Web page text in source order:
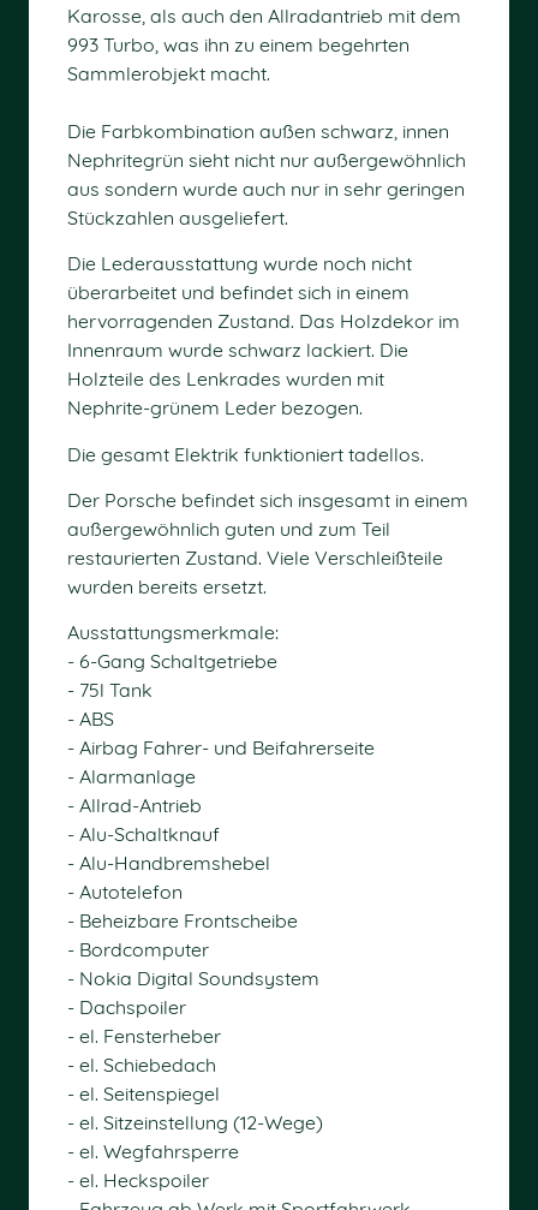
Karosse, als auch den Allradantrieb mit dem
993 Turbo, was ihn zu einem begehrten
Sammlerobjekt macht.
Die Farbkombination außen schwarz, innen
Nephritegrün sieht nicht nur außergewöhnlich
aus sondern wurde auch nur in sehr geringen
Stückzahlen ausgeliefert.
Die Lederausstattung wurde noch nicht
überarbeitet und befindet sich in einem
hervorragenden Zustand. Das Holzdekor im
Innenraum wurde schwarz lackiert. Die
Holzteile des Lenkrades wurden mit
Nephrite-grünem Leder bezogen.
Die gesamt Elektrik funktioniert tadellos.
Der Porsche befindet sich insgesamt in einem
außergewöhnlich guten und zum Teil
restaurierten Zustand. Viele Verschleißteile
wurden bereits ersetzt.
Ausstattungsmerkmale:
- 6-Gang Schaltgetriebe
- 75l Tank
- ABS
- Airbag Fahrer- und Beifahrerseite
- Alarmanlage
- Allrad-Antrieb
- Alu-Schaltknauf
- Alu-Handbremshebel
- Autotelefon
- Beheizbare Frontscheibe
- Bordcomputer
- Nokia Digital Soundsystem
- Dachspoiler
- el. Fensterheber
- el. Schiebedach
- el. Seitenspiegel
- el. Sitzeinstellung (12-Wege)
- el. Wegfahrsperre
- el. Heckspoiler